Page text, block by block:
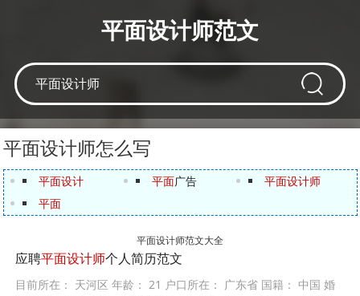
平面设计师范文
平面设计师怎么写
平面设计 平面广告
平面设计师
平面
平面设计师范文大全
应聘平面设计师个人简历范文
目前所在： 天河区 年龄： 21 户口所在： 广东省 国籍： 中国 婚